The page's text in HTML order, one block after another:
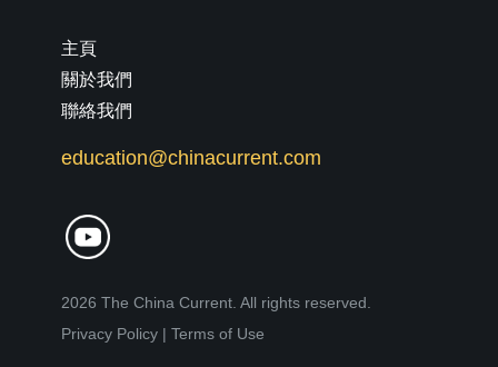
主頁
關於我們
聯絡我們
education@chinacurrent.com
2026 The China Current. All rights reserved.
Privacy Policy | Terms of Use